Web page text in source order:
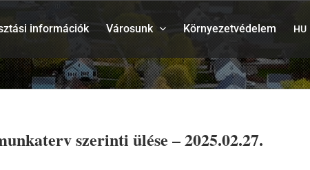
információk Városunk Környezetvédelem HU
szerinti ülése – 2025.02.27.